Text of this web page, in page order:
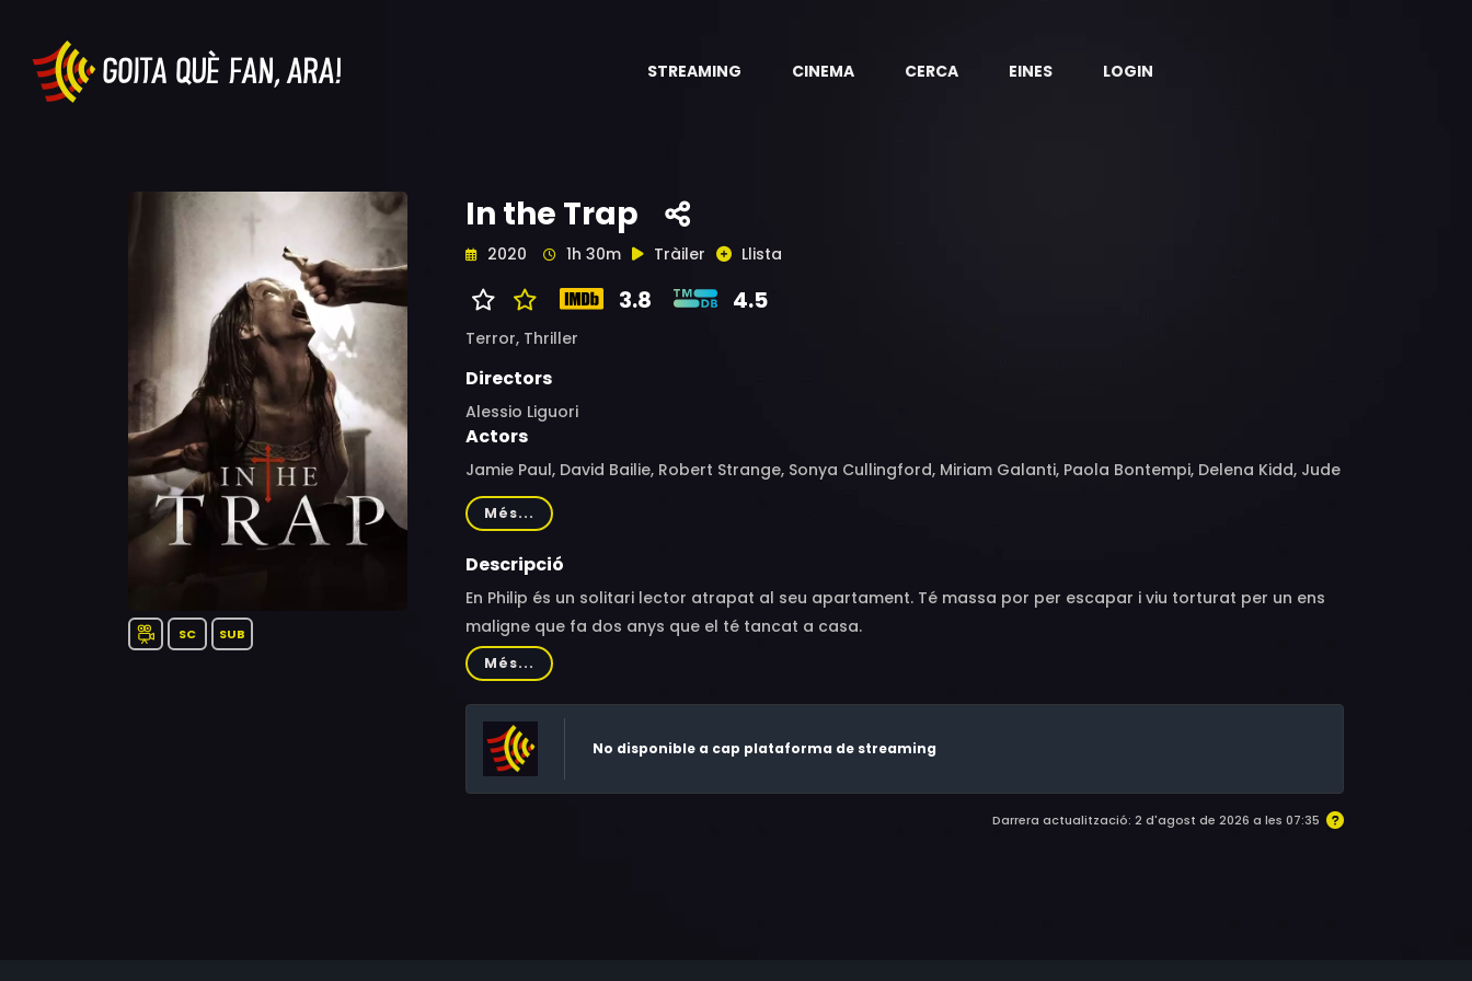
STREAMING CINEMA CERCA EINES LOGIN
SC SUB
In the Trap
2020 1h 30m Tràiler Llista
3.8 4.5
Terror, Thriller
Directors
Alessio Liguori
Actors
Jamie Paul, David Bailie, Robert Strange, Sonya Cullingford, Miriam Galanti, Paola Bontempi, Delena Kidd, Jude
Forsey, Amelia Clay, Leila Gauntlett
Més...
Descripció
En Philip és un solitari lector atrapat al seu apartament. Té massa por per escapar i viu torturat per un ens
maligne que fa dos anys que el té tancat a casa.
Més...
No disponible a cap plataforma de streaming
Darrera actualització: 2 d'agost de 2026 a les 07:35